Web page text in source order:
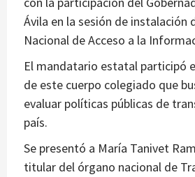
Ávila en la sesión de instalación
Nacional de Acceso a la
El mandatario estatal participó
de este cuerpo colegiado que
evaluar políticas públicas de
país.
Se presentó a María Tanivet
titular del órgano nacional de